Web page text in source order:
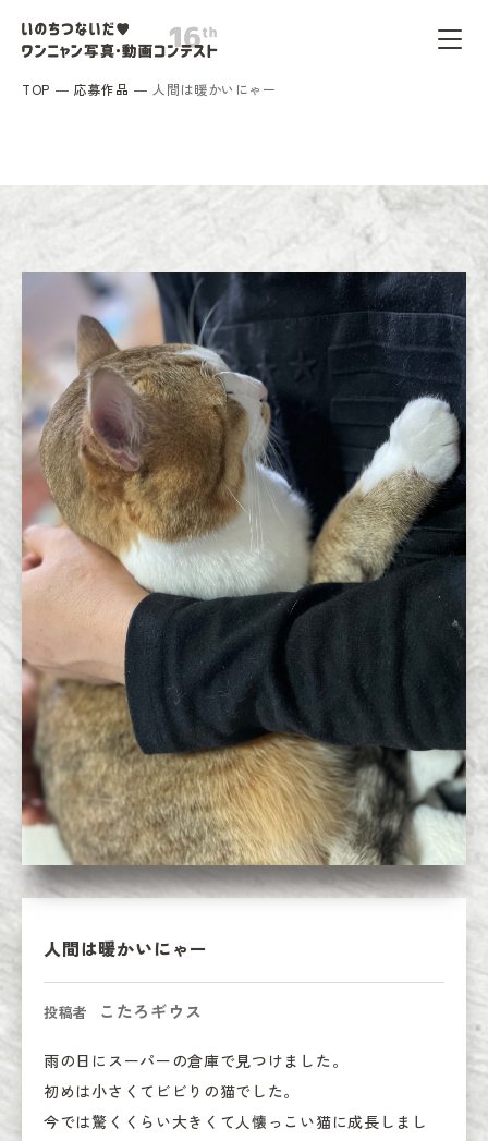
TOP 応募作品 人間は暖かいにゃー
人間は暖かいにゃー
投稿者 こたろギウス
雨の日にスーパーの倉庫で見つけました。
初めは小さくてビビりの猫でした。
今では驚くくらい大きくて人懐っこい猫に成長しまし